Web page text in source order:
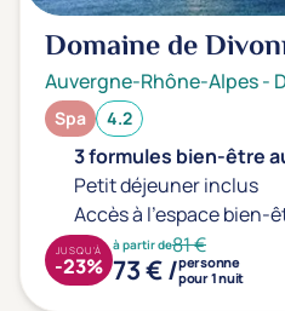
Domaine de
Auvergne-Rhône-Alpes-
Spa 4.2
3 formules bien-être
Petit déjeuner inclus
Accès à l'espace bien-
à partir de81 €
73 € /personne
pour 1 nuit
JUSQU'À
-23%